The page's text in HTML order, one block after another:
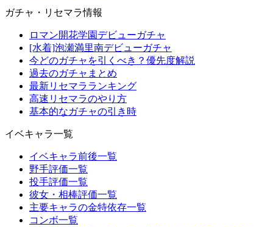
ガチャ・リセマラ情報
ロマン開花学園デビューガチャ
[水着]泡瀬満里南デビューガチャ
今どのガチャを引くべき？優先度解説
過去のガチャまとめ
最新リセマラランキング
高速リセマラのやり方
基本的なガチャの引き時
イベキャラ一覧
イベキャラ前後一覧
野手評価一覧
投手評価一覧
彼女・相棒評価一覧
主要キャラの金特依存一覧
コンボ一覧